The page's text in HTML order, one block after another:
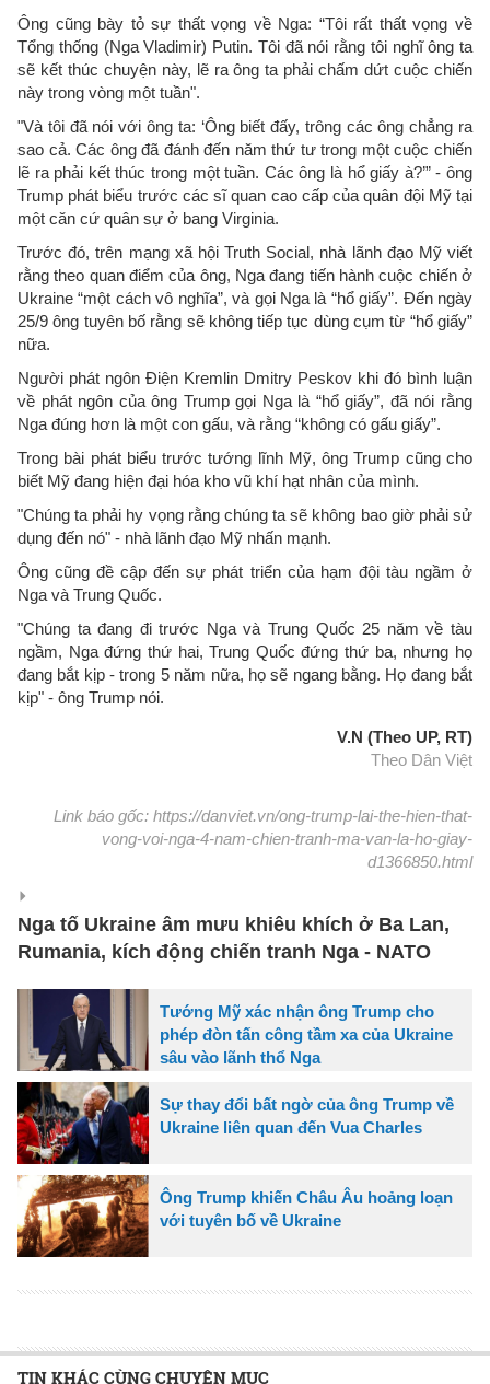
Ông cũng bày tỏ sự thất vọng về Nga: “Tôi rất thất vọng về
Tổng thống (Nga Vladimir) Putin. Tôi đã nói rằng tôi nghĩ ông ta
sẽ kết thúc chuyện này, lẽ ra ông ta phải chấm dứt cuộc chiến
này trong vòng một tuần".
"Và tôi đã nói với ông ta: ‘Ông biết đấy, trông các ông chẳng ra
sao cả. Các ông đã đánh đến năm thứ tư trong một cuộc chiến
lẽ ra phải kết thúc trong một tuần. Các ông là hổ giấy à?’” - ông
Trump phát biểu trước các sĩ quan cao cấp của quân đội Mỹ tại
một căn cứ quân sự ở bang Virginia.
Trước đó, trên mạng xã hội Truth Social, nhà lãnh đạo Mỹ viết
rằng theo quan điểm của ông, Nga đang tiến hành cuộc chiến ở
Ukraine “một cách vô nghĩa”, và gọi Nga là “hổ giấy”. Đến ngày
25/9 ông tuyên bố rằng sẽ không tiếp tục dùng cụm từ “hổ giấy”
nữa.
Người phát ngôn Điện Kremlin Dmitry Peskov khi đó bình luận
về phát ngôn của ông Trump gọi Nga là “hổ giấy”, đã nói rằng
Nga đúng hơn là một con gấu, và rằng “không có gấu giấy”.
Trong bài phát biểu trước tướng lĩnh Mỹ, ông Trump cũng cho
biết Mỹ đang hiện đại hóa kho vũ khí hạt nhân của mình.
"Chúng ta phải hy vọng rằng chúng ta sẽ không bao giờ phải sử
dụng đến nó" - nhà lãnh đạo Mỹ nhấn mạnh.
Ông cũng đề cập đến sự phát triển của hạm đội tàu ngầm ở
Nga và Trung Quốc.
"Chúng ta đang đi trước Nga và Trung Quốc 25 năm về tàu
ngầm, Nga đứng thứ hai, Trung Quốc đứng thứ ba, nhưng họ
đang bắt kịp - trong 5 năm nữa, họ sẽ ngang bằng. Họ đang bắt
kịp" - ông Trump nói.
V.N (Theo UP, RT)
Theo Dân Việt
Link báo gốc: https://danviet.vn/ong-trump-lai-the-hien-that-
vong-voi-nga-4-nam-chien-tranh-ma-van-la-ho-giay-
d1366850.html
Nga tố Ukraine âm mưu khiêu khích ở Ba Lan,
Rumania, kích động chiến tranh Nga - NATO
Tướng Mỹ xác nhận ông Trump cho
phép đòn tấn công tầm xa của Ukraine
sâu vào lãnh thổ Nga
Sự thay đổi bất ngờ của ông Trump về
Ukraine liên quan đến Vua Charles
Ông Trump khiến Châu Âu hoảng loạn
với tuyên bố về Ukraine
TIN KHÁC CÙNG CHUYÊN MỤC